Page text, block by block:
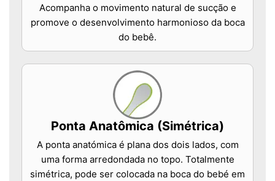
Acompanha o movimento natural de sucção e
promove o desenvolvimento harmonioso da boca
do bebê.
Ponta Anatômica (Simétrica)
A ponta anatómica é plana dos dois lados, com
uma forma arredondada no topo. Totalmente
simétrica, pode ser colocada na boca do bebé em